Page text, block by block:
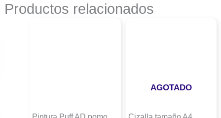
Productos relacionados
AGOTADO